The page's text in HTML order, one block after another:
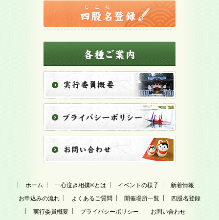
ホーム 一心泣き相撲®とは イベントの様子
新着情報
お申込みの流れ
よくあるご質問 開催場所一覧
四股名登録
実行委員概要
プライバシーポリシー お問い合わせ